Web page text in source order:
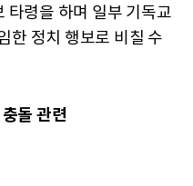
타령을 하며 일부 기독교
한 정치 행보로 비칠 수
돌 관련